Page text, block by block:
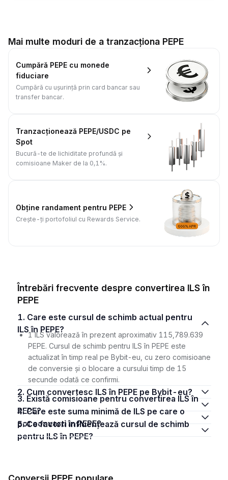
Mai multe moduri de a tranzacționa PEPE
Cumpără PEPE cu monede
fiduciare
Cumpără cu ușurință prin card bancar sau
transfer bancar.
Tranzacționează PEPE/USDC pe
Spot
Bucură-te de lichiditate profundă și
comisioane Maker de la 0,1%.
Obține randament pentru PEPE
Crește-ți portofoliul cu Rewards Service.
Întrebări frecvente despre convertirea ILS în
PEPE
1. Care este cursul de schimb actual pentru
ILS în PEPE?
1 ILS valorează în prezent aproximativ 115,789.639
PEPE. Cursul de schimb pentru ILS în PEPE este
actualizat în timp real pe Bybit-eu, cu zero comisioane
de conversie și o blocare a cursului timp de 15
secunde odată ce confirmi.
2. Cum convertesc ILS în PEPE pe Bybit-eu?
3. Există comisioane pentru convertirea ILS în
PEPE?
4. Care este suma minimă de ILS pe care o
pot converti în PEPE?
5. Ce factori influențează cursul de schimb
pentru ILS în PEPE?